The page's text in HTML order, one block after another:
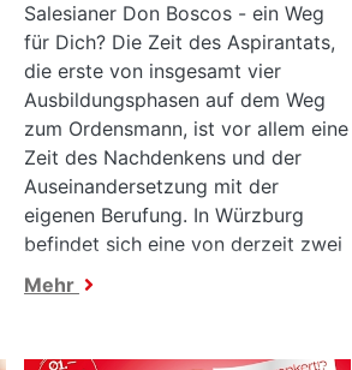
Salesianer Don Boscos - ein Weg
für Dich? Die Zeit des Aspirantats,
die erste von insgesamt vier
Ausbildungsphasen auf dem Weg
zum Ordensmann, ist vor allem eine
Zeit des Nachdenkens und der
Auseinandersetzung mit der
eigenen Berufung. In Würzburg
befindet sich eine von derzeit zwei
Aspirantatsgemeinschaften in
Deutschland.
Mehr